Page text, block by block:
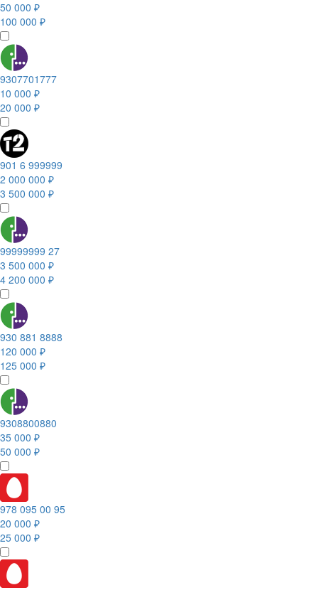
50 000 ₽
100 000 ₽
9307701777
10 000 ₽
20 000 ₽
901 6 999999
2 000 000 ₽
3 500 000 ₽
99999999 27
3 500 000 ₽
4 200 000 ₽
930 881 8888
120 000 ₽
125 000 ₽
9308800880
35 000 ₽
50 000 ₽
978 095 00 95
20 000 ₽
25 000 ₽